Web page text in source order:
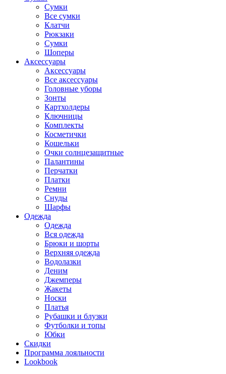
Сумки
Все сумки
Клатчи
Рюкзаки
Сумки
Шоперы
Аксессуары
Аксессуары
Все аксессуары
Головные уборы
Зонты
Картхолдеры
Ключницы
Комплекты
Косметички
Кошельки
Очки солнцезащитные
Палантины
Перчатки
Платки
Ремни
Снуды
Шарфы
Одежда
Одежда
Вся одежда
Брюки и шорты
Верхняя одежда
Водолазки
Деним
Джемперы
Жакеты
Носки
Платья
Рубашки и блузки
Футболки и топы
Юбки
Скидки
Программа лояльности
Lookbook